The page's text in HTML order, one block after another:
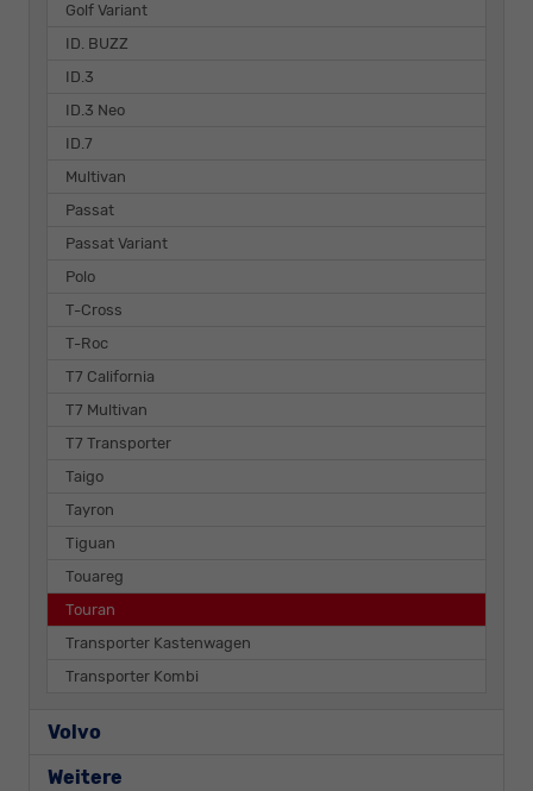
Golf Variant
ID. BUZZ
ID.3
ID.3 Neo
ID.7
Multivan
Passat
Passat Variant
Polo
T-Cross
T-Roc
T7 California
T7 Multivan
T7 Transporter
Taigo
Tayron
Tiguan
Touareg
Touran
Transporter Kastenwagen
Transporter Kombi
Volvo
Weitere